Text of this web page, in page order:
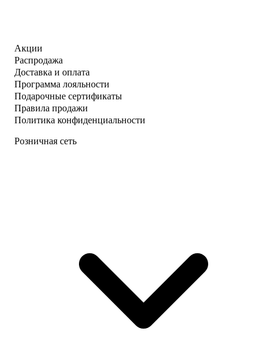
Акции
Распродажа
Доставка и оплата
Программа лояльности
Подарочные сертификаты
Правила продажи
Политика конфиденциальности
Розничная сеть